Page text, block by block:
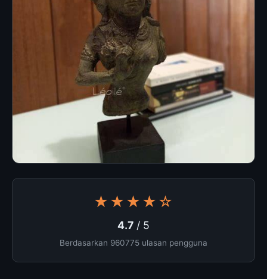
★★★★☆
4.7 / 5
Berdasarkan 960775 ulasan pengguna